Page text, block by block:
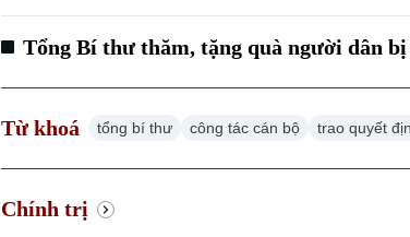
Tổng Bí thư thăm, tặng quà người dân
Từ khoá tổng bí thư công tác cán bộ trao quyết
Chính trị